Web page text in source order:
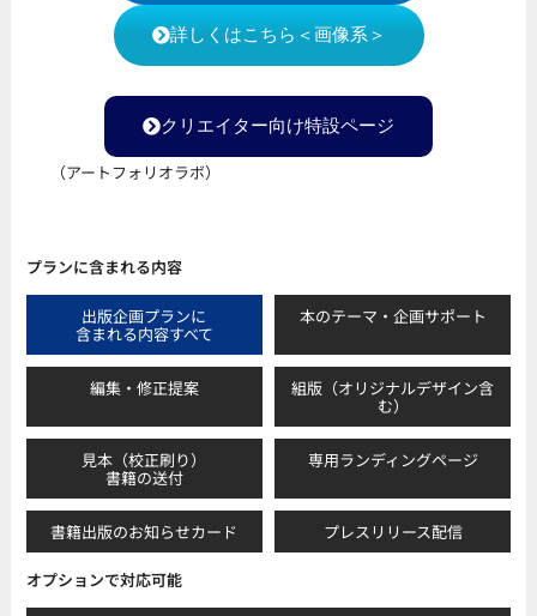
詳しくはこちら＜画像系＞
クリエイター向け特設ページ
（アートフォリオラボ）
プランに含まれる内容
出版企画プランに
含まれる内容すべて
本のテーマ・企画サポート
編集・修正提案 組版（オリジナルデザイン含
む）
見本（校正刷り）
書籍の送付
専用ランディングページ
書籍出版のお知らせカード プレスリリース配信
オプションで対応可能